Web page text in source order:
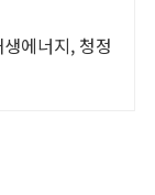
에너지, 청정